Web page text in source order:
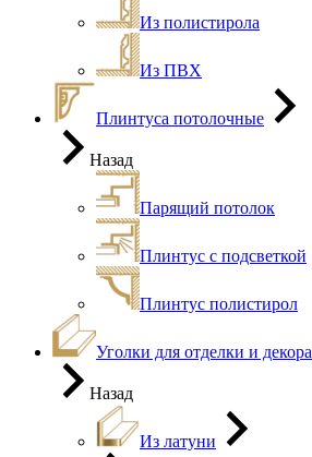
Из полистирола
Из ПВХ
Плинтуса потолочные
Назад
Парящий потолок
Плинтус с подсветкой
Плинтус полистирол
Уголки для отделки и декора
Назад
Из латуни